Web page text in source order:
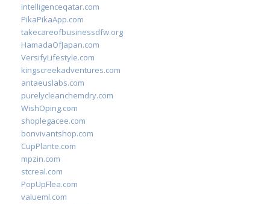
intelligenceqatar.com
PikaPikaApp.com
takecareofbusinessdfw.org
HamadaOfJapan.com
VersifyLifestyle.com
kingscreekadventures.com
antaeuslabs.com
purelycleanchemdry.com
WishOping.com
shoplegacee.com
bonvivantshop.com
CupPlante.com
mpzin.com
stcreal.com
PopUpFlea.com
valueml.com